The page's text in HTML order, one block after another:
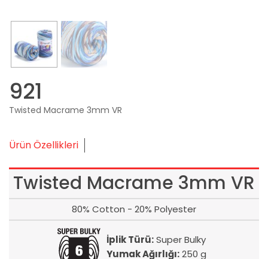
921
Twisted Macrame 3mm VR
Ürün Özellikleri
Twisted Macrame 3mm VR
80% Cotton - 20% Polyester
İplik Türü:Super Bulky
Yumak Ağırlığı:250 g